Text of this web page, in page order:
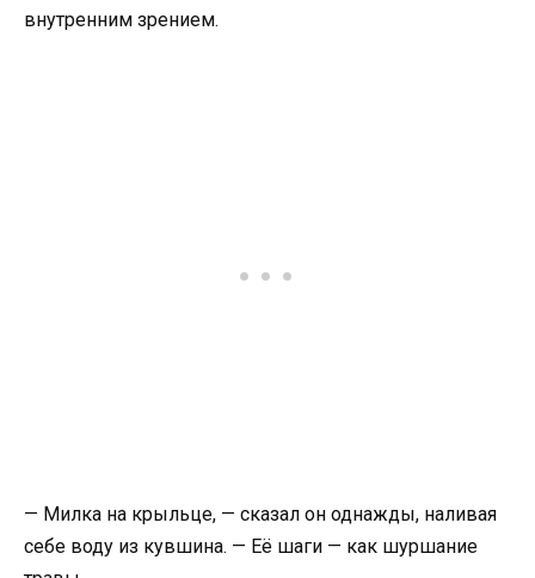
внутренним зрением.
— Милка на крыльце, — сказал он однажды, наливая
себе воду из кувшина. — Её шаги — как шуршание